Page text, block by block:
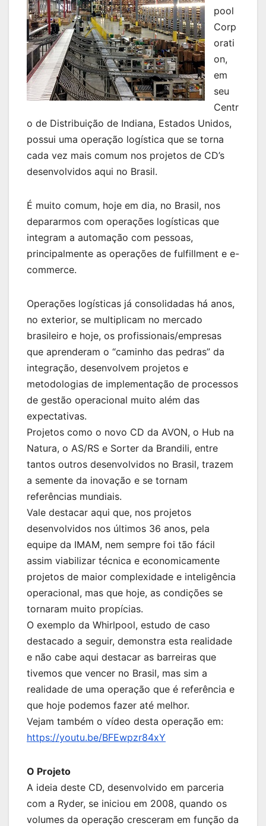
pool
Corp
orati
on,
em
seu
Centr
o de Distribuição de Indiana, Estados Unidos,
possui uma operação logística que se torna
cada vez mais comum nos projetos de CD’s
desenvolvidos aqui no Brasil.
É muito comum, hoje em dia, no Brasil, nos
depararmos com operações logísticas que
integram a automação com pessoas,
principalmente as operações de fulfillment e e-
commerce.
Operações logísticas já consolidadas há anos,
no exterior, se multiplicam no mercado
brasileiro e hoje, os profissionais/empresas
que aprenderam o “caminho das pedras” da
integração, desenvolvem projetos e
metodologias de implementação de processos
de gestão operacional muito além das
expectativas.
Projetos como o novo CD da AVON, o Hub na
Natura, o AS/RS e Sorter da Brandili, entre
tantos outros desenvolvidos no Brasil, trazem
a semente da inovação e se tornam
referências mundiais.
Vale destacar aqui que, nos projetos
desenvolvidos nos últimos 36 anos, pela
equipe da IMAM, nem sempre foi tão fácil
assim viabilizar técnica e economicamente
projetos de maior complexidade e inteligência
operacional, mas que hoje, as condições se
tornaram muito propícias.
O exemplo da Whirlpool, estudo de caso
destacado a seguir, demonstra esta realidade
e não cabe aqui destacar as barreiras que
tivemos que vencer no Brasil, mas sim a
realidade de uma operação que é referência e
que hoje podemos fazer até melhor.
Vejam também o vídeo desta operação em:
https://youtu.be/BFEwpzr84xY
O Projeto
A ideia deste CD, desenvolvido em parceria
com a Ryder, se iniciou em 2008, quando os
volumes da operação cresceram em função da